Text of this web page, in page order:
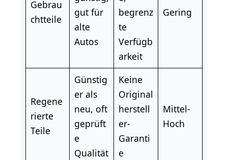
Gebrau
chtteile
gut für
alte
Autos
begrenz
te
Verfügb
arkeit
Gering
Regene
rierte
Teile
Günstig
er als
neu, oft
geprüft
e
Qualität
Keine
Original
herstell
er-
Garanti
e
Mittel-
Hoch